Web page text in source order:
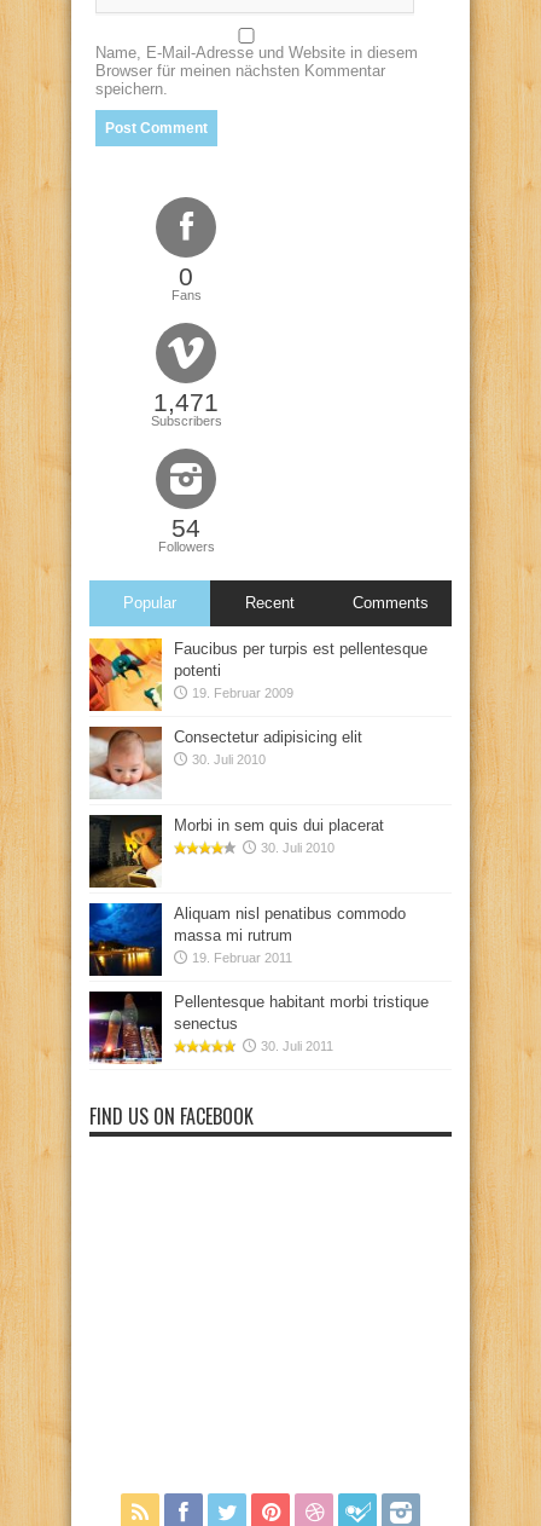
Name, E-Mail-Adresse und Website in diesem
Browser für meinen nächsten Kommentar
speichern.
0
Fans
1,471
Subscribers
54
Followers
Popular Recent Comments
Faucibus per turpis est pellentesque
potenti
19. Februar 2009
Consectetur adipisicing elit
30. Juli 2010
Morbi in sem quis dui placerat
30. Juli 2010
Aliquam nisl penatibus commodo
massa mi rutrum
19. Februar 2011
Pellentesque habitant morbi tristique
senectus
30. Juli 2011
FIND US ON FACEBOOK